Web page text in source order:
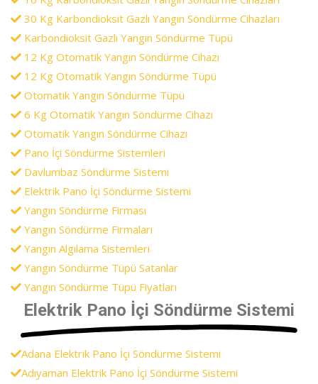
30 Kg Karbondioksit Gazlı Yangın Söndürme Cihazları
Karbondioksit Gazlı Yangın Söndürme Tüpü
12 Kg Otomatik Yangın Söndürme Cihazı
12 Kg Otomatik Yangın Söndürme Tüpü
Otomatik Yangın Söndürme Tüpü
6 Kg Otomatik Yangın Söndürme Cihazı
Otomatik Yangın Söndürme Cihazı
Pano İçi Söndürme Sistemleri
Davlumbaz Söndürme Sistemi
Elektrik Pano İçi Söndürme Sistemi
Yangın Söndürme Firması
Yangın Söndürme Firmaları
Yangın Algılama Sistemleri
Yangın Söndürme Tüpü Satanlar
Yangın Söndürme Tüpü Fiyatları
Elektrik Pano İçi Söndürme Sistemi
Adana Elektrik Pano İçi Söndürme Sistemi
Adıyaman Elektrik Pano İçi Söndürme Sistemi